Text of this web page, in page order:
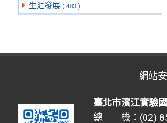
生涯發展 ( 483 )
網站
臺北市濱江實驗
總 機：(02)